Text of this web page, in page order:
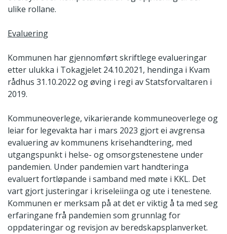
ulike rollane.
Evaluering
Kommunen har gjennomført skriftlege evalueringar
etter ulukka i Tokagjelet 24.10.2021, hendinga i Kvam
rådhus 31.10.2022 og øving i regi av Statsforvaltaren i
2019.
Kommuneoverlege, vikarierande kommuneoverlege og
leiar for legevakta har i mars 2023 gjort ei avgrensa
evaluering av kommunens krisehandtering, med
utgangspunkt i helse- og omsorgstenestene under
pandemien. Under pandemien vart handteringa
evaluert fortløpande i samband med møte i KKL. Det
vart gjort justeringar i kriseleiinga og ute i tenestene.
Kommunen er merksam på at det er viktig å ta med seg
erfaringane frå pandemien som grunnlag for
oppdateringar og revisjon av beredskapsplanverket.